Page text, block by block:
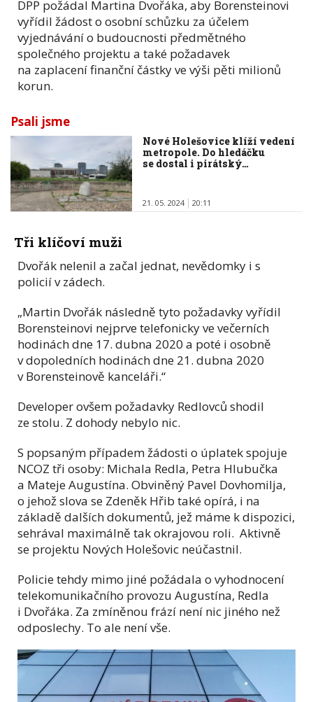
DPP požádal Martina Dvořáka, aby Borensteinovi
vyřídil žádost o osobní schůzku za účelem
vyjednávání o budoucnosti předmětného
společného projektu a také požadavek
na zaplacení finanční částky ve výši pěti milionů
korun.
Psali jsme
Nové Holešovice klíží vedení
metropole. Do hledáčku
se dostal i pirátský…
21. 05. 2024 20:11
Tři klíčoví muži
Dvořák nelenil a začal jednat, nevědomky i s
policií v zádech.
„Martin Dvořák následně tyto požadavky vyřídil
Borensteinovi nejprve telefonicky ve večerních
hodinách dne 17. dubna 2020 a poté i osobně
v dopoledních hodinách dne 21. dubna 2020
v Borensteinově kanceláři.“
Developer ovšem požadavky Redlovců shodil
ze stolu. Z dohody nebylo nic.
S popsaným případem žádosti o úplatek spojuje
NCOZ tři osoby: Michala Redla, Petra Hlubučka
a Mateje Augustína. Obviněný Pavel Dovhomilja,
o jehož slova se Zdeněk Hřib také opírá, i na
základě dalších dokumentů, jež máme k dispozici,
sehrával maximálně tak okrajovou roli. Aktivně
se projektu Nových Holešovic neúčastnil.
Policie tehdy mimo jiné požádala o vyhodnocení
telekomunikačního provozu Augustína, Redla
i Dvořáka. Za zmíněnou frází není nic jiného než
odposlechy. To ale není vše.